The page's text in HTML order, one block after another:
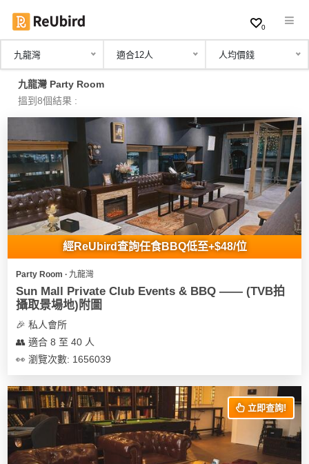
繁
中
EN
登
入
註
冊
服
務
及
產
品
分
Party
Room
活
動
類
0
九龍灣 適合12人 人均價錢
九龍灣 Party Room
搵到8個結果 :
經ReUbird查詢任食BBQ低至+$48/位
Party Room ∙ 九龍灣
Sun Mall Private Club Events & BBQ —— (TVB拍
攝取景場地)附圖
🎉 私人會所
👥 適合 8 至 40 人
👀 瀏覽次數: 1656039
立即查詢!